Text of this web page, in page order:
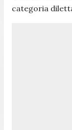
categoria